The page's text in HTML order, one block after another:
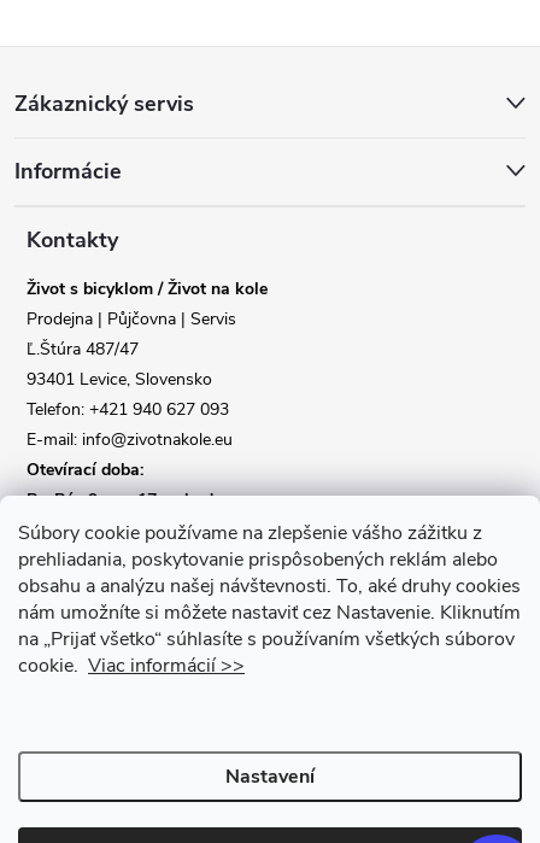
Súbory cookie používame na zlepšenie vášho zážitku z
prehliadania, poskytovanie prispôsobených reklám alebo
obsahu a analýzu našej návštevnosti. To, aké druhy cookies
nám umožníte si môžete nastaviť cez Nastavenie. Kliknutím
na „Prijať všetko“ súhlasíte s používaním všetkých súborov
cookie. Viac informácií >>
Nastavení
p
Zákaznický servis
Informácie
Kontakty
Život s bicyklom / Život na kole
Prodejna | Půjčovna | Servis
Ľ.Štúra 487/47
93401 Levice, Slovensko
Telefon: +421 940 627 093
E-mail: info@zivotnakole.eu
Otevírací doba:
Po-Pá : 9,oo - 17,oo hod
So : 9,oo - 12,oo | Ne : Zavřeno
Kontaktní formulář
Copyright 2026Život na kole. Všechna práva vyhrazena.Upravit
nastavení cookies